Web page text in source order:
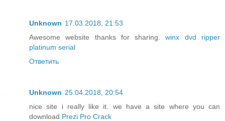
Unknown 17.03.2018, 21:53
Awesome website thanks for sharing.winx dvd ripper
platinum serial
Ответить
Unknown 25.04.2018, 20:54
nice site i really like it. we have a site where you can
download Prezi Pro Crack